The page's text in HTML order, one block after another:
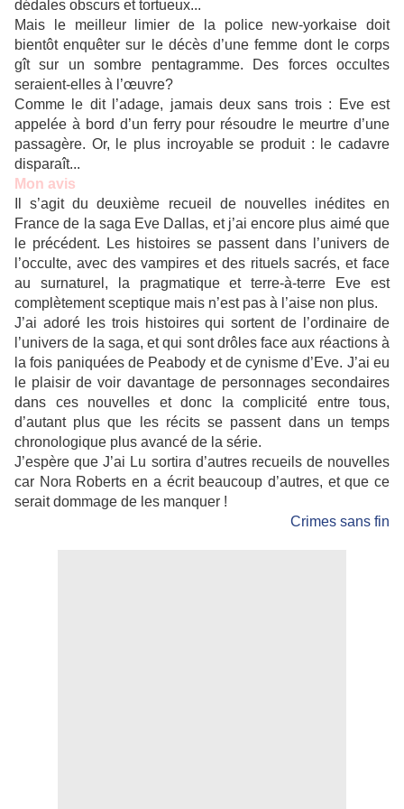
dédales obscurs et tortueux...
Mais le meilleur limier de la police new-yorkaise doit
bientôt enquêter sur le décès d’une femme dont le corps
gît sur un sombre pentagramme. Des forces occultes
seraient-elles à l’œuvre?
Comme le dit l’adage, jamais deux sans trois : Eve est
appelée à bord d’un ferry pour résoudre le meurtre d’une
passagère. Or, le plus incroyable se produit : le cadavre
disparaît...
Mon avis
Il s’agit du deuxième recueil de nouvelles inédites en
France de la saga Eve Dallas, et j’ai encore plus aimé que
le précédent. Les histoires se passent dans l’univers de
l’occulte, avec des vampires et des rituels sacrés, et face
au surnaturel, la pragmatique et terre-à-terre Eve est
complètement sceptique mais n’est pas à l’aise non plus.
J’ai adoré les trois histoires qui sortent de l’ordinaire de
l’univers de la saga, et qui sont drôles face aux réactions à
la fois paniquées de Peabody et de cynisme d’Eve. J’ai eu
le plaisir de voir davantage de personnages secondaires
dans ces nouvelles et donc la complicité entre tous,
d’autant plus que les récits se passent dans un temps
chronologique plus avancé de la série.
J’espère que J’ai Lu sortira d’autres recueils de nouvelles
car Nora Roberts en a écrit beaucoup d’autres, et que ce
serait dommage de les manquer !
Crimes sans fin